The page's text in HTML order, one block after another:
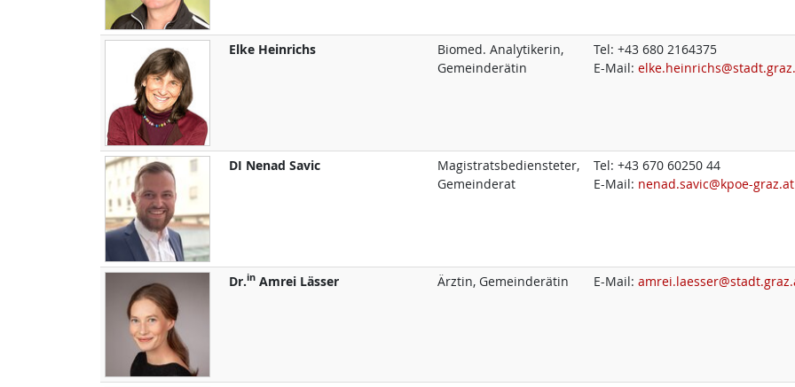
Elke Heinrichs
Biomed. Analytikerin,
Gemeinderätin
Tel:+43 680 2164375
E-Mail:
DI Nenad Savic
Magistratsbediensteter,
Gemeinderat
Tel:+43 670 60250 44
E-Mail: nenad.savic@kpoe-graz.at
Dr.in Amrei Lässer Ärztin, Gemeinderätin E-Mail: